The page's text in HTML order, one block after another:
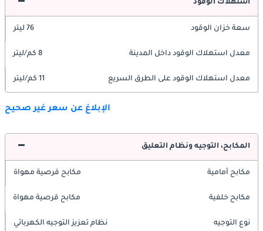
استهلاك الوقود
سعة خزان الوقود 76 ليتر
معدل استهلاك الوقود داخل المدينة 8 كم/ليتر
معدل استهلاك الوقود على الطرق السريع 11 كم/ليتر
الإبلاغ عن سعر غير صحيح
المكابح، التوجيه ونظام التعليق
مكابح أمامية مكابح قرصية مهواة
مكابح خلفية مكابح قرصية مهواة
نوع التوجيه نظام تعزيز التوجيه الكهربائي